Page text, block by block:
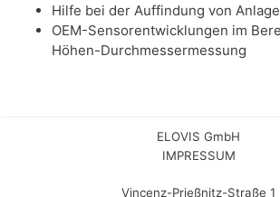
Hilfe bei der Auffindung von
OEM-Sensorentwicklungen im
Höhen-Durchmessermessung
ELOVIS GmbH
IMPRESSUM
Vincenz-Prießnitz-Straße 1